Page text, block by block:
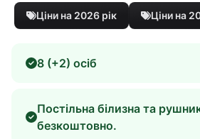
Ціни на 2026 рік Ціни на
8 (+2) осіб
Постільна білизна та
безкоштовно.